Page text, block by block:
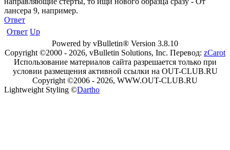
лансера 9, например.
Ответ
Ответ Up
Powered by vBulletin® Version 3.8.10
Copyright ©2000 - 2026, vBulletin Solutions, Inc. Перевод: zCarot
Использование материалов сайта разрешается только при
условии размещения активной ссылки на OUT-CLUB.RU
Copyright ©2006 - 2026, WWW.OUT-CLUB.RU
Lightweight Styling ©Dartho